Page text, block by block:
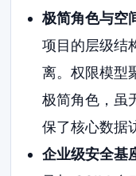
极简角色与空
项目的层级结
离。权限模型
极简角色，虽
保了核心数据
企业级安全基